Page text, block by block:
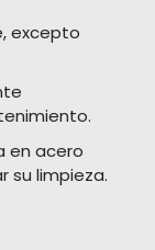
excepto
en acero
su limpieza.